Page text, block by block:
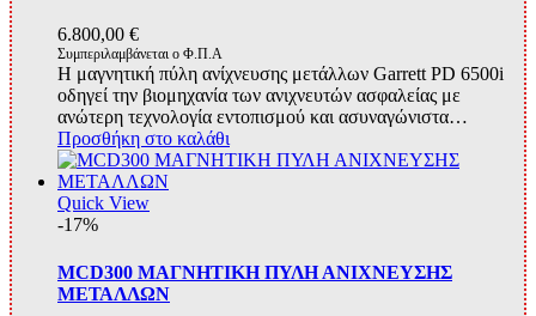
6.800,00 €
Συμπεριλαμβάνεται ο Φ.Π.Α
Η μαγνητική πύλη ανίχνευσης μετάλλων Garrett PD 6500i
οδηγεί την βιομηχανία των ανιχνευτών ασφαλείας με
ανώτερη τεχνολογία εντοπισμού και ασυναγώνιστα…
Προσθήκη στο καλάθι
Quick View
-17%
MCD300 ΜΑΓΝΗΤΙΚΗ ΠΥΛΗ ΑΝΙΧΝΕΥΣΗΣ
ΜΕΤΑΛΛΩΝ